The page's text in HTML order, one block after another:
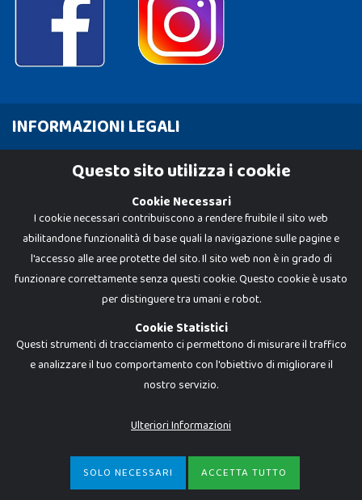
€9,49-ACQUISTA
INFORMAZIONI LEGALI
Cookie Policy
Dadi e Mattoncini è un brand di Giocabene Srl. Ogni riproduzione o utilizzo non
I prezzi e le promozioni pubblicate potrebbero differire da quanto esposto in
P.IVA 02608090425 - REA AN201199 - C.S. 10.000 i.v.
Questo sito utilizza i cookie
Cookie Necessari
I cookie necessari contribuiscono a rendere fruibile il sito web
abilitandone funzionalità di base quali la navigazione sulle pagine e
l'accesso alle aree protette del sito. Il sito web non è in grado di
funzionare correttamente senza questi cookie. Questo cookie è usato
per distinguere tra umani e robot.
Cookie Statistici
Questi strumenti di tracciamento ci permettono di misurare il traffico
e analizzare il tuo comportamento con l'obiettivo di migliorare il
nostro servizio.
Ulteriori Informazioni
SOLO NECESSARI ACCETTA TUTTO